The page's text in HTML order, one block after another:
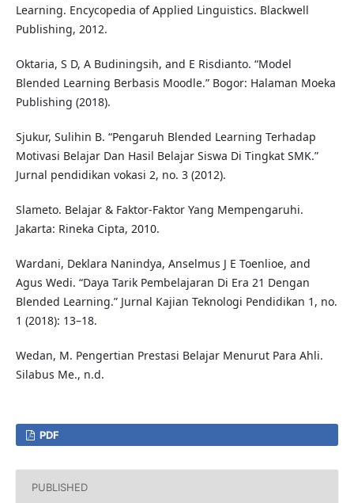
Learning. Encycopedia of Applied Linguistics. Blackwell
Publishing, 2012.
Oktaria, S D, A Budiningsih, and E Risdianto. “Model
Blended Learning Berbasis Moodle.” Bogor: Halaman Moeka
Publishing (2018).
Sjukur, Sulihin B. “Pengaruh Blended Learning Terhadap
Motivasi Belajar Dan Hasil Belajar Siswa Di Tingkat SMK.”
Jurnal pendidikan vokasi 2, no. 3 (2012).
Slameto. Belajar & Faktor-Faktor Yang Mempengaruhi.
Jakarta: Rineka Cipta, 2010.
Wardani, Deklara Nanindya, Anselmus J E Toenlioe, and
Agus Wedi. “Daya Tarik Pembelajaran Di Era 21 Dengan
Blended Learning.” Jurnal Kajian Teknologi Pendidikan 1, no.
1 (2018): 13–18.
Wedan, M. Pengertian Prestasi Belajar Menurut Para Ahli.
Silabus Me., n.d.
PDF
PUBLISHED